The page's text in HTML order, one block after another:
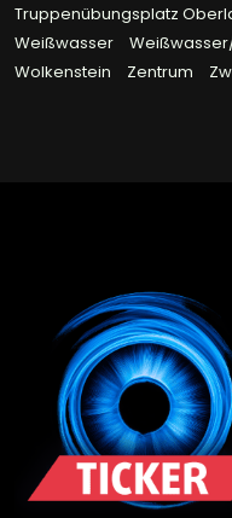
Truppenübungsplatz
Weißwasser
Wolkenstein
Zentrum